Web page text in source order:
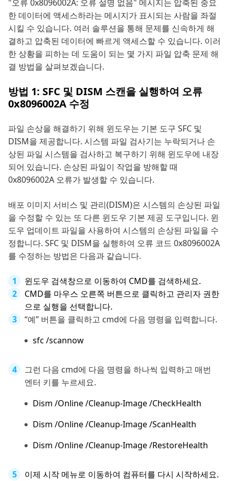
"오류 0x8096002A: 오류 설명 없음" 메시지는 압축된 중요
한 데이터에 액세스하라는 메시지가 표시되는 사람을 좌절
시킬 수 있습니다. 여러 솔루션을 통해 문제를 신속하게 해
결하고 압축된 데이터에 빠르게 액세스할 수 있습니다. 이러
한 상황을 피하는 데 도움이 되는 몇 가지 파일 압축 문제 해
결 방법을 살펴보겠습니다.
방법 1: SFC 및 DISM 스캔을 실행하여 오류
0x8096002A 수정
파일 손상을 해결하기 위해 윈도우는 기본 도구 SFC 및
DISM을 제공합니다. 시스템 파일 검사기는 누락되거나 손
상된 파일 시스템을 검사하고 복구하기 위해 윈도우에 내장
되어 있습니다. 손상된 파일이 작업을 방해할 때
0x8096002A 오류가 발생할 수 있습니다.
배포 이미지 서비스 및 관리(DISM)은 시스템의 손상된 파일
을 수정할 수 있는 또 다른 윈도우 기본 제공 도구입니다. 윈
도우 업데이트 파일을 사용하여 시스템의 손상된 파일을 수
정합니다. SFC 및 DISM을 실행하여 오류 코드 0x8096002A
를 수정하는 방법은 다음과 같습니다.
윈도우 검색창으로 이동하여 CMD를 검색하세요.
CMD를 마우스 오른쪽 버튼으로 클릭하고 관리자 권한
으로 실행을 선택합니다.
“예” 버튼을 클릭하고 cmd에 다음 명령을 입력합니다.
sfc /scannow
그런 다음 cmd에 다음 명령을 하나씩 입력하고 매번
엔터 키를 누르세요.
Dism /Online /Cleanup-Image /CheckHealth
Dism /Online /Cleanup-Image /ScanHealth
Dism /Online /Cleanup-Image /RestoreHealth
이제 시작 메뉴로 이동하여 컴퓨터를 다시 시작하세요.